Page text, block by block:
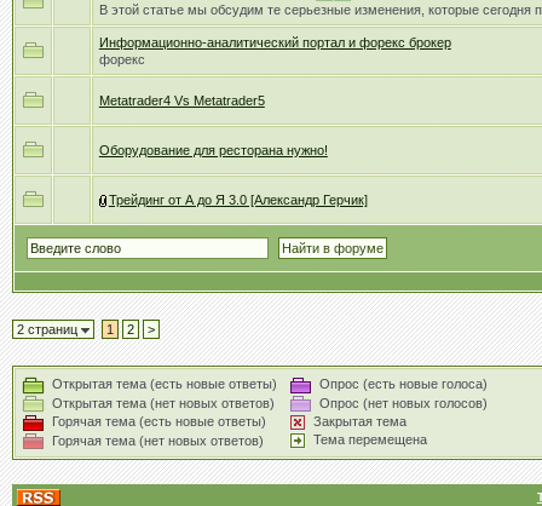
В этой статье мы обсудим те серьезные изменения, которые сегодня
Информационно-аналитический портал и форекс брокер
форекс
Metatrader4 Vs Metatrader5
Оборудование для ресторана нужно!
Трейдинг от А до Я 3.0 [Александр Герчик]
2 страниц 1 2 >
Открытая тема (есть новые ответы)
Открытая тема (нет новых ответов)
Горячая тема (есть новые ответы)
Горячая тема (нет новых ответов)
Опрос (есть новые голоса)
Опрос (нет новых голосов)
Закрытая тема
Тема перемещена